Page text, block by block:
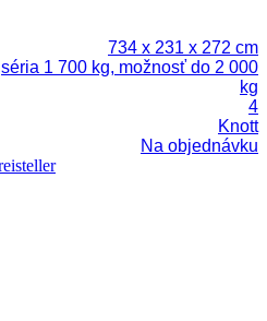
734 x 231 x 272 cm
séria 1 700 kg, možnosť do 2 000
kg
4
Knott
Na objednávku